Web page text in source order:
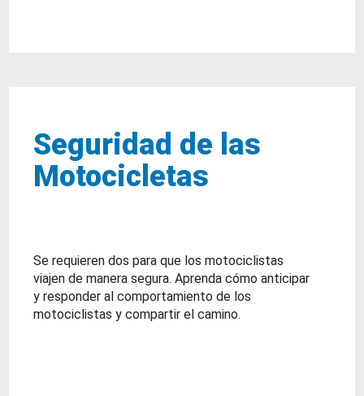
Seguridad de las
Motocicletas
Se requieren dos para que los motociclistas
viajen de manera segura. Aprenda cómo anticipar
y responder al comportamiento de los
motociclistas y compartir el camino.